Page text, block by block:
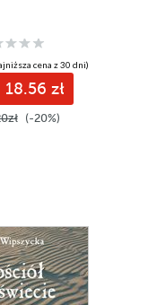
cena z 30 dni)
18.56 zł
(-20%)